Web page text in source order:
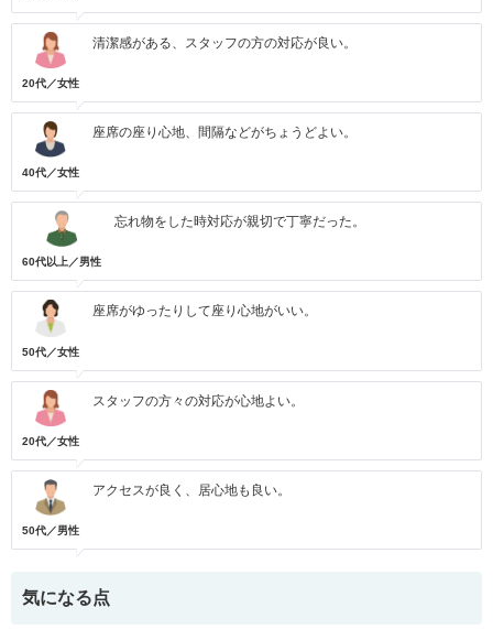
20代／女性
清潔感がある、スタッフの方の対応が良い。
40代／女性
座席の座り心地、間隔などがちょうどよい。
60代以上／男性
忘れ物をした時対応が親切で丁寧だった。
50代／女性
座席がゆったりして座り心地がいい。
20代／女性
スタッフの方々の対応が心地よい。
50代／男性
アクセスが良く、居心地も良い。
気になる点